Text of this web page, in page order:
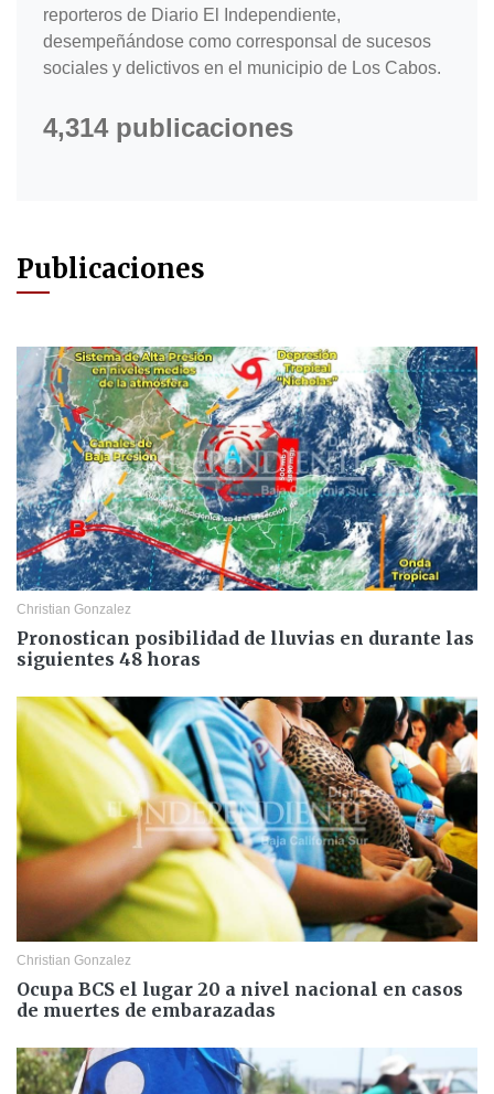
reporteros de Diario El Independiente,
desempeñándose como corresponsal de sucesos
sociales y delictivos en el municipio de Los Cabos.
4,314 publicaciones
Publicaciones
Christian Gonzalez
Pronostican posibilidad de lluvias en durante las
siguientes 48 horas
Christian Gonzalez
Ocupa BCS el lugar 20 a nivel nacional en casos
de muertes de embarazadas